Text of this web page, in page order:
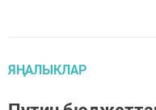
ЯҢАЛЫКЛАР